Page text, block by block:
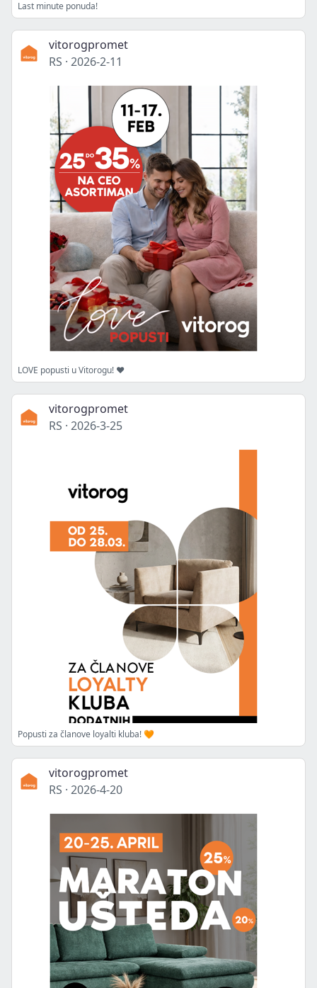
Last minute ponuda!
vitorogpromet
RS · 2026-2-11
LOVE popusti u Vitorogu! ❤️
vitorogpromet
RS · 2026-3-25
Popusti za članove loyalti kluba! 🧡
vitorogpromet
RS · 2026-4-20